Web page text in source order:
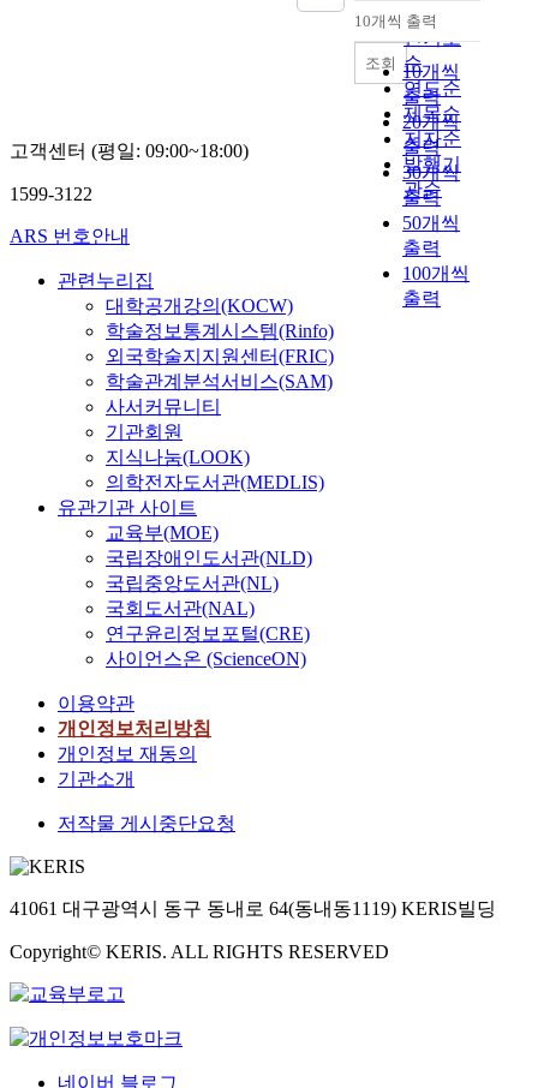
순
인기도
순
연도순
제목순
저자순
발행기
관순
내림차순
10개씩 출력
10개씩
출력
20개씩
출력
30개씩
출력
50개씩
출력
100개씩
출력
조회
고객센터 (평일: 09:00~18:00)
1599-3122
ARS 번호안내
관련누리집
대학공개강의(KOCW)
학술정보통계시스템(Rinfo)
외국학술지지원센터(FRIC)
학술관계분석서비스(SAM)
사서커뮤니티
기관회원
지식나눔(LOOK)
의학전자도서관(MEDLIS)
유관기관 사이트
교육부(MOE)
국립장애인도서관(NLD)
국립중앙도서관(NL)
국회도서관(NAL)
연구윤리정보포털(CRE)
사이언스온 (ScienceON)
이용약관
개인정보처리방침
개인정보 재동의
기관소개
저작물 게시중단요청
41061 대구광역시 동구 동내로 64(동내동1119) KERIS빌딩
Copyright© KERIS. ALL RIGHTS RESERVED
네이버 블로그